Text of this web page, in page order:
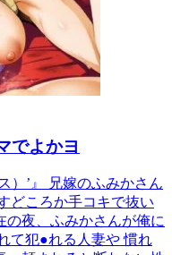
でよかヨ
）’』 兄嫁のふみかさん
どころか手コキで抜い
の夜、ふみかさんが俺に
て犯●れる人妻や 慣れ